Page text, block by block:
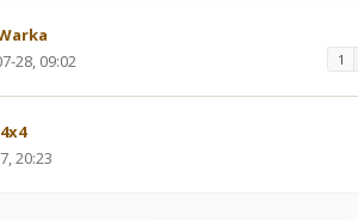
28, 09:02 1
20:23